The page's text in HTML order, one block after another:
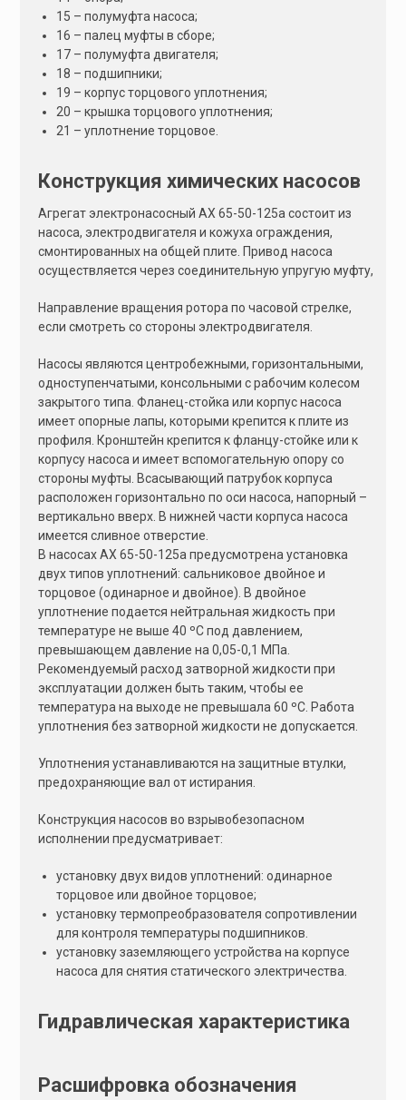
15 – полумуфта насоса;
16 – палец муфты в сборе;
17 – полумуфта двигателя;
18 – подшипники;
19 – корпус торцового уплотнения;
20 – крышка торцового уплотнения;
21 – уплотнение торцовое.
Конструкция химических насосов
Агрегат электронасосный АХ 65-50-125а состоит из
насоса, электродвигателя и кожуха ограждения,
смонтированных на общей плите. Привод насоса
осуществляется через соединительную упругую муфту,
Направление вращения ротора по часовой стрелке,
если смотреть со стороны электродвигателя.
Насосы являются центробежными, горизонтальными,
одноступенчатыми, консольными с рабочим колесом
закрытого типа. Фланец-стойка или корпус насоса
имеет опорные лапы, которыми крепится к плите из
профиля. Кронштейн крепится к фланцу-стойке или к
корпусу насоса и имеет вспомогательную опору со
стороны муфты. Всасывающий патрубок корпуса
расположен горизонтально по оси насоса, напорный –
вертикально вверх. В нижней части корпуса насоса
имеется сливное отверстие.
В насосах АХ 65-50-125а предусмотрена установка
двух типов уплотнений: сальниковое двойное и
торцовое (одинарное и двойное). В двойное
уплотнение подается нейтральная жидкость при
температуре не выше 40 ºС под давлением,
превышающем давление на 0,05-0,1 МПа.
Рекомендуемый расход затворной жидкости при
эксплуатации должен быть таким, чтобы ее
температура на выходе не превышала 60 ºС. Работа
уплотнения без затворной жидкости не допускается.
Уплотнения устанавливаются на защитные втулки,
предохраняющие вал от истирания.
Конструкция насосов во взрывобезопасном
исполнении предусматривает:
установку двух видов уплотнений: одинарное
торцовое или двойное торцовое;
установку термопреобразователя сопротивлении
для контроля температуры подшипников.
установку заземляющего устройства на корпусе
насоса для снятия статического электричества.
Гидравлическая характеристика
Расшифровка обозначения